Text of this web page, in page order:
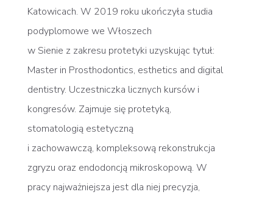
Katowicach. W 2019 roku ukończyła studia
podyplomowe we Włoszech
w Sienie z zakresu protetyki uzyskując tytuł:
Master in Prosthodontics, esthetics and digital
dentistry. Uczestniczka licznych kursów i
kongresów. Zajmuje się protetyką,
stomatologią estetyczną
i zachowawczą, kompleksową rekonstrukcja
zgryzu oraz endodoncją mikroskopową. W
pracy najważniejsza jest dla niej precyzja,